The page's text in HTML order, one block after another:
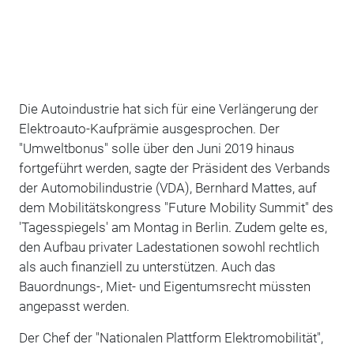
Die Autoindustrie hat sich für eine Verlängerung der
Elektroauto-Kaufprämie ausgesprochen. Der
"Umweltbonus" solle über den Juni 2019 hinaus
fortgeführt werden, sagte der Präsident des Verbands
der Automobilindustrie (VDA), Bernhard Mattes, auf
dem Mobilitätskongress "Future Mobility Summit" des
'Tagesspiegels' am Montag in Berlin. Zudem gelte es,
den Aufbau privater Ladestationen sowohl rechtlich
als auch finanziell zu unterstützen. Auch das
Bauordnungs-, Miet- und Eigentumsrecht müssten
angepasst werden.
Der Chef der "Nationalen Plattform Elektromobilität",